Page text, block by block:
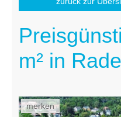
m² in
merken